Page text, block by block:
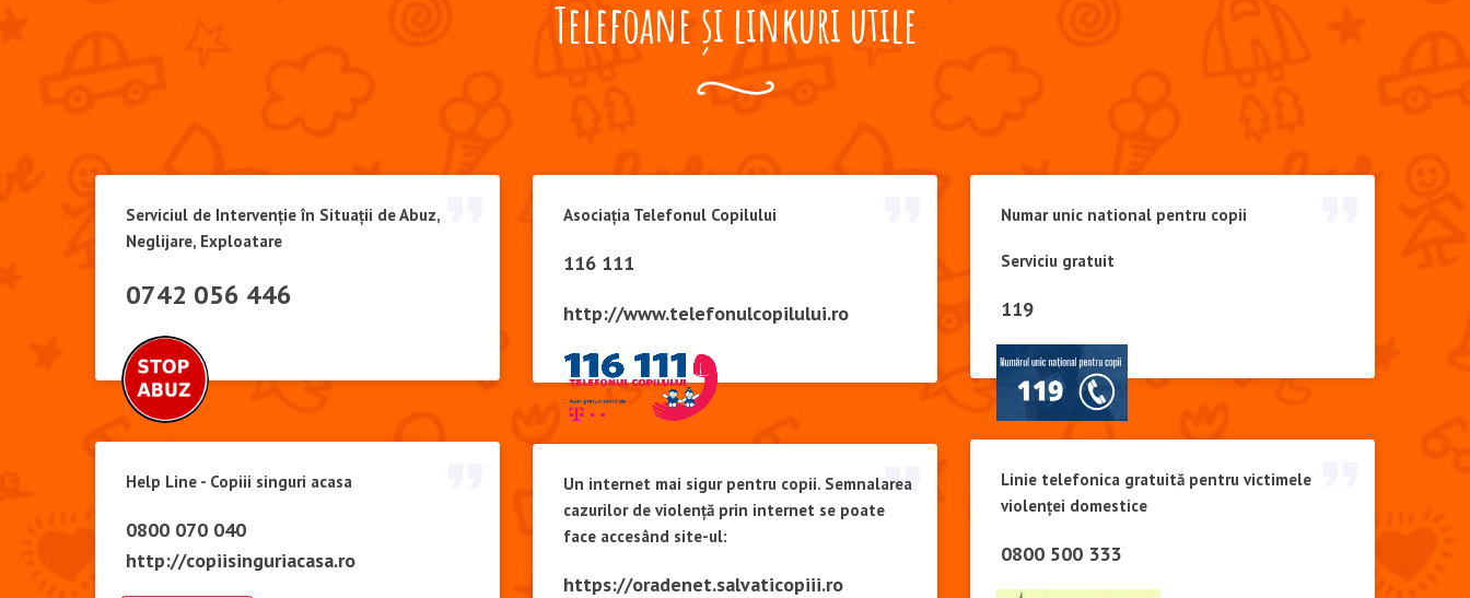
Telefoane și linkuri utile
Serviciul de Intervenție în Situații de Abuz,
Neglijare, Exploatare
0742 056 446
Help Line - Copiii singuri acasa
0800 070 040
http://copiisinguriacasa.ro
Asociația Telefonul Copilului
116 111
http://www.telefonulcopilului.ro
Un internet mai sigur pentru copii. Semnalarea
cazurilor de violență prin internet se poate
face accesând site-ul:
https://oradenet.salvaticopiii.ro
Numar unic national pentru copii
Serviciu gratuit
119
Linie telefonica gratuită pentru victimele
violenței domestice
0800 500 333